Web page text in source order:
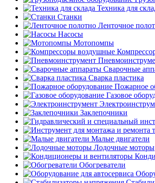
Техника для
Станки
Ленточное
Насосы
Мотопомпы
Сварочные
Сварка пластика
Пожарное
Газовое
Заклепочники
Малые двигатели
Лодочные моторы
Обогреватели